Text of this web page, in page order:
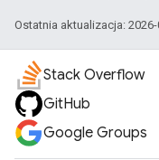
Ostatnia aktualizacja: 2026-
Stack Overflow
GitHub
Google Groups